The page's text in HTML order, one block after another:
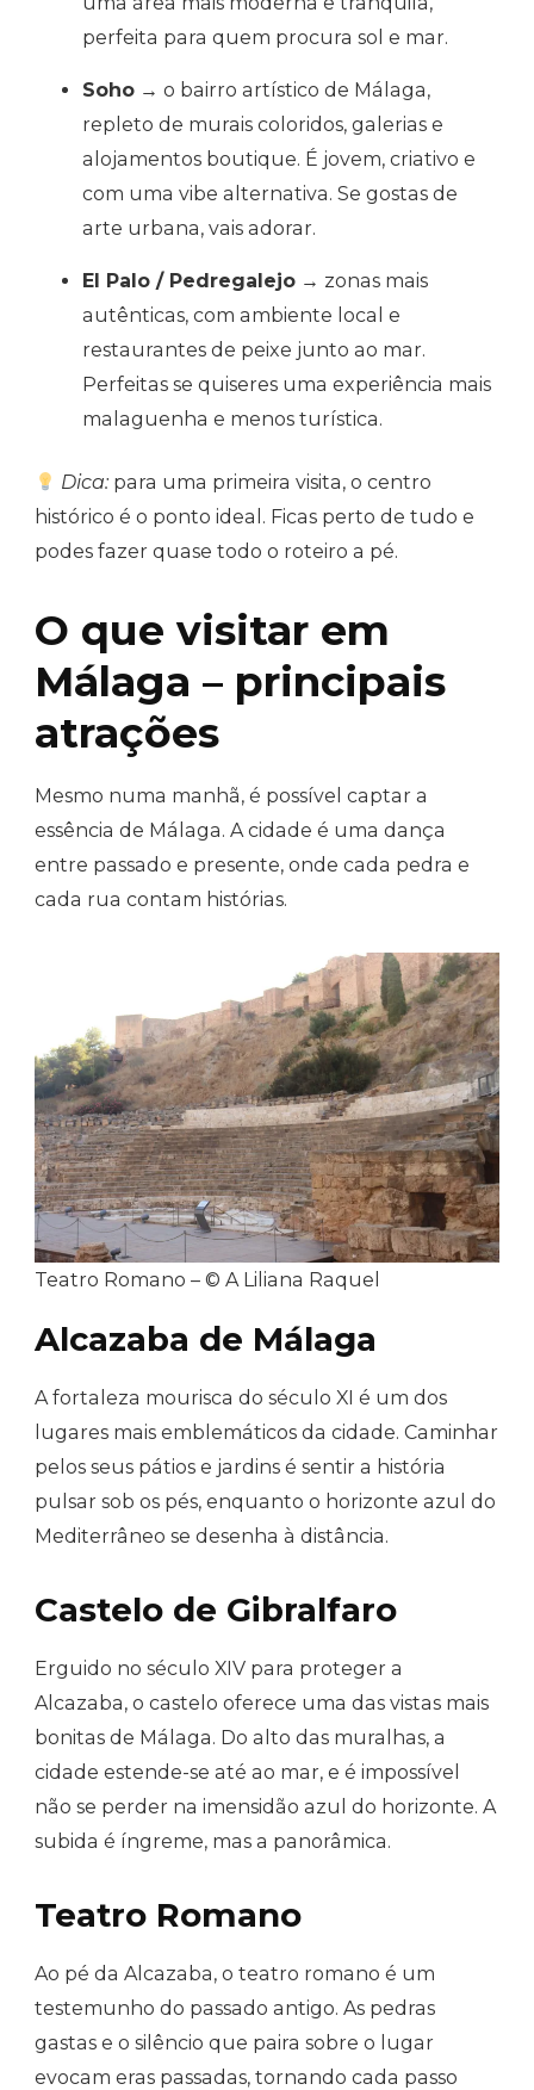
perfeita para quem procura sol e mar.
Soho → o bairro artístico de Málaga,
repleto de murais coloridos, galerias e
alojamentos boutique. É jovem, criativo e
com uma vibe alternativa. Se gostas de
arte urbana, vais adorar.
El Palo / Pedregalejo → zonas mais
autênticas, com ambiente local e
restaurantes de peixe junto ao mar.
Perfeitas se quiseres uma experiência mais
malaguenha e menos turística.
Dica: para uma primeira visita, o centro
histórico é o ponto ideal. Ficas perto de tudo e
podes fazer quase todo o roteiro a pé.
O que visitar em
Málaga – principais
atrações
Mesmo numa manhã, é possível captar a
essência de Málaga. A cidade é uma dança
entre passado e presente, onde cada pedra e
cada rua contam histórias.
Teatro Romano – © A Liliana Raquel
Alcazaba de Málaga
A fortaleza mourisca do século XI é um dos
lugares mais emblemáticos da cidade. Caminhar
pelos seus pátios e jardins é sentir a história
pulsar sob os pés, enquanto o horizonte azul do
Mediterrâneo se desenha à distância.
Castelo de Gibralfaro
Erguido no século XIV para proteger a
Alcazaba, o castelo oferece uma das vistas mais
bonitas de Málaga. Do alto das muralhas, a
cidade estende-se até ao mar, e é impossível
não se perder na imensidão azul do horizonte. A
subida é íngreme, mas a panorâmica.
Teatro Romano
Ao pé da Alcazaba, o teatro romano é um
testemunho do passado antigo. As pedras
gastas e o silêncio que paira sobre o lugar
evocam eras passadas, tornando cada passo